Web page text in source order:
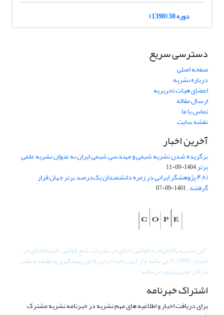
دوره 30 (1390)
دسترسی سریع
صفحه اصلی
درباره نشریه
اعضای هیات تحریریه
ارسال مقاله
تماس با ما
نقشه سایت
آخرین اخبار
برگزیده شدن نشریه شیمی و مهندسی شیمی ایران به عنوان نشریه علمی
برتر1404-09-11
۴۸۱ پژوهشگر ایرانی در زمره دانشمندان یک‌درصد برتر جهان قرار
گرفتند.1401-09-07
"این نشریه با احترام به قوانین اخلاق در نشریات، تابع قوانین کمیتۀ اخلاق در
انتشار (COPE) می باشد و از آیین نامه اجرایی قانون پیشگیری و مقابله با تقلب
در آثار علمی پیروی می نماید".
اشتراک خبرنامه
برای دریافت اخبار و اطلاعیه های مهم نشریه در خبرنامه نشریه مشترک